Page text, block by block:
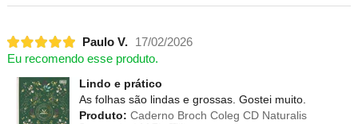
Paulo V.
17/02/2026
Eu recomendo esse produto.
Lindo e prático
As folhas são lindas e grossas. Gostei muito.
Produto: Caderno Broch Coleg CD Naturalis